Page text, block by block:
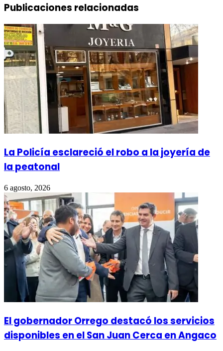
Publicaciones relacionadas
La Policía esclareció el robo a la joyería de
la peatonal
6 agosto, 2026
El gobernador Orrego destacó los servicios
disponibles en el San Juan Cerca en Angaco